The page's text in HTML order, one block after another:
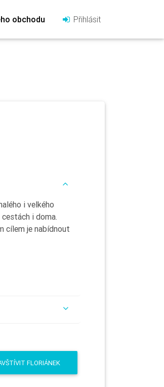
obchodu Přihlásit
i velkého
i doma.
cílem je nabídnout
FLORIÁNEK